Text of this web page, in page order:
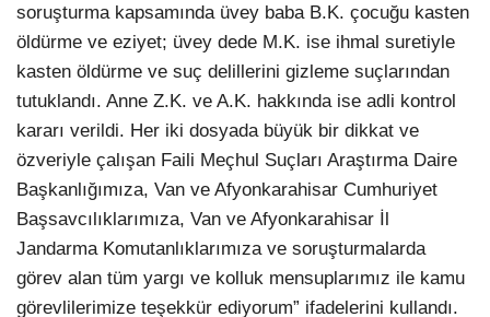
soruşturma kapsamında üvey baba B.K. çocuğu kasten
öldürme ve eziyet; üvey dede M.K. ise ihmal suretiyle
kasten öldürme ve suç delillerini gizleme suçlarından
tutuklandı. Anne Z.K. ve A.K. hakkında ise adli kontrol
kararı verildi. Her iki dosyada büyük bir dikkat ve
özveriyle çalışan Faili Meçhul Suçları Araştırma Daire
Başkanlığımıza, Van ve Afyonkarahisar Cumhuriyet
Başsavcılıklarımıza, Van ve Afyonkarahisar İl
Jandarma Komutanlıklarımıza ve soruşturmalarda
görev alan tüm yargı ve kolluk mensuplarımız ile kamu
görevlilerimize teşekkür ediyorum” ifadelerini kullandı.